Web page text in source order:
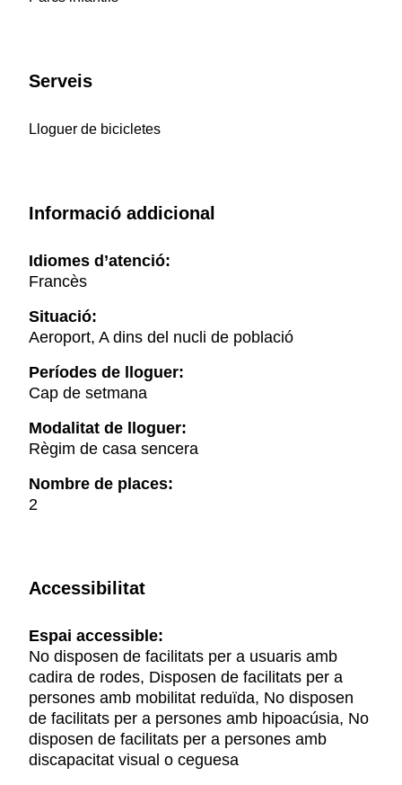
Serveis
Lloguer de bicicletes
Informació addicional
Idiomes d’atenció:
Francès
Situació:
Aeroport, A dins del nucli de població
Períodes de lloguer:
Cap de setmana
Modalitat de lloguer:
Règim de casa sencera
Nombre de places:
2
Accessibilitat
Espai accessible:
No disposen de facilitats per a usuaris amb
cadira de rodes, Disposen de facilitats per a
persones amb mobilitat reduïda, No disposen
de facilitats per a persones amb hipoacúsia, No
disposen de facilitats per a persones amb
discapacitat visual o ceguesa